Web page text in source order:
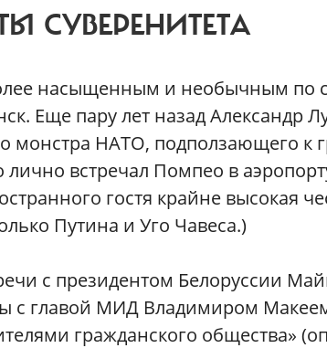
СУВЕРЕНИТЕТА
насыщенным и необычным по
Еще пару лет назад Александр
монстра НАТО, подползающего к
встречал Помпео в
гостя крайне высокая
Путина и Уго Чавеса.)
с президентом Белоруссии
с главой МИД Владимиром
гражданского общества»